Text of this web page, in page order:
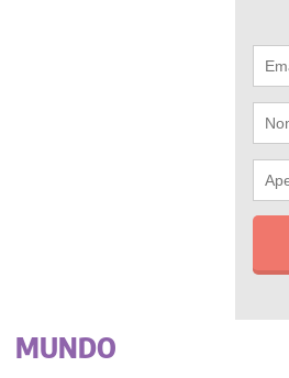
MUNDO